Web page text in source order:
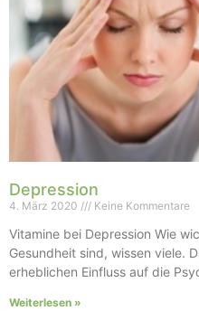
Depression
4. März 2020 Keine Kommentare
Vitamine bei Depression Wie
Gesundheit sind, wissen viele.
erheblichen Einfluss auf die
Weiterlesen »